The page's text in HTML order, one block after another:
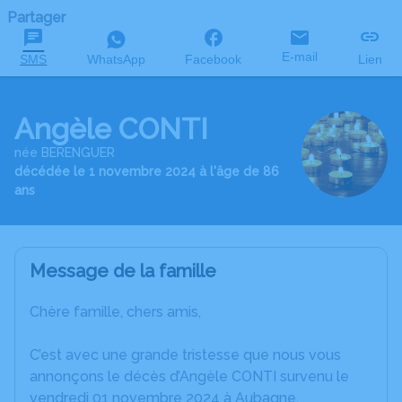
Partager
SMS WhatsApp Facebook E-mail Lien
Angèle CONTI
née BERENGUER
décédée le 1 novembre 2024 à l'âge de 86
ans
Message de la famille
Chère famille, chers amis,
C’est avec une grande tristesse que nous vous
annonçons le décès d’Angèle CONTI survenu le
vendredi 01 novembre 2024 à Aubagne.